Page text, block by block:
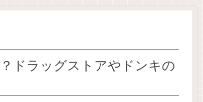
ドラッグストアやドンキの